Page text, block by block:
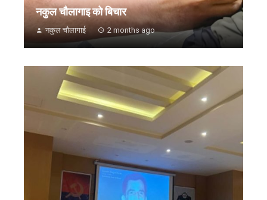
नकुल चौलागाइ को बिचार
नकुल चौलागाई 2 months ago